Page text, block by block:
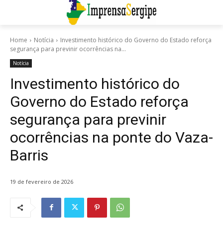
Home Notícia
Investimento histórico do Governo do Estado reforça
segurança para previnir ocorrências na...
Notícia
Investimento histórico do
Governo do Estado reforça
segurança para previnir
ocorrências na ponte do Vaza-
Barris
19 de fevereiro de 2026